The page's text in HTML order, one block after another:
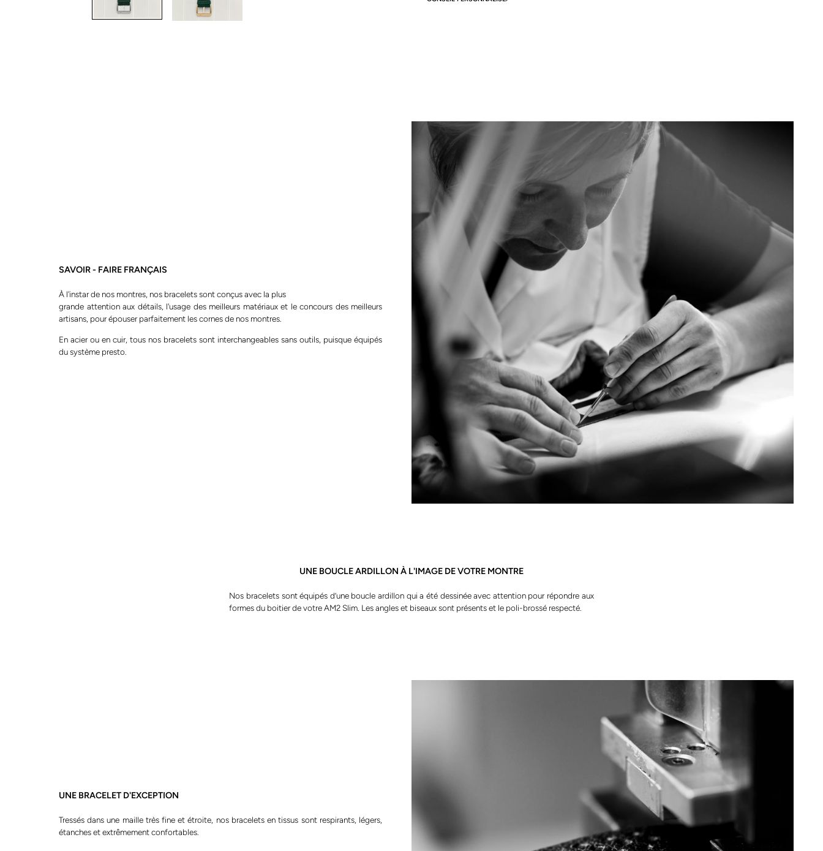
SAVOIR - FAIRE FRANÇAIS
À l'instar de nos montres, nos bracelets sont conçus avec la plus
grande attention aux détails, l'usage des meilleurs matériaux et le concours des meilleurs
artisans, pour épouser parfaitement les cornes de nos montres.
En acier ou en cuir, tous nos bracelets sont interchangeables sans outils, puisque équipés
du système presto.
UNE BOUCLE ARDILLON À L'IMAGE DE VOTRE MONTRE
Nos bracelets sont équipés d’une boucle ardillon qui a été dessinée avec attention pour répondre aux
formes du boitier de votre AM2 Slim. Les angles et biseaux sont présents et le poli-brossé respecté.
UNE BRACELET D'EXCEPTION
Tressés dans une maille très fine et étroite, nos bracelets en tissus sont respirants, légers,
étanches et extrêmement confortables.